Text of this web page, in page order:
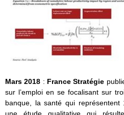
Mars 2018 : France Stratégie
sur l’emploi en se focalisant sur
banque, la santé qui représentent